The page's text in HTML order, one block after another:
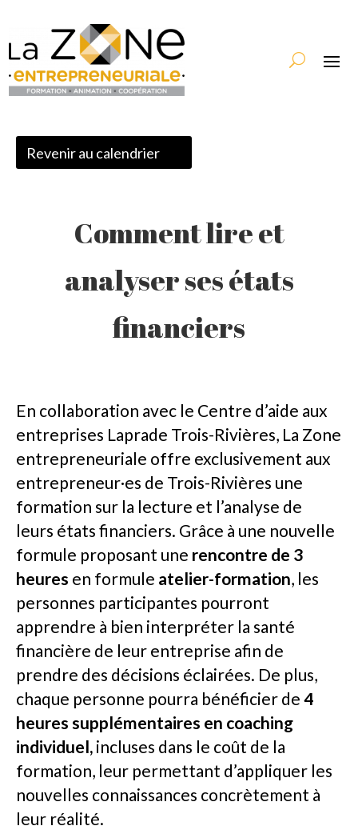
Revenir au calendrier
Comment lire et
analyser ses états
financiers
En collaboration avec le Centre d’aide aux
entreprises Laprade Trois-Rivières, La Zone
entrepreneuriale offre exclusivement aux
entrepreneur·es de Trois-Rivières une
formation sur la lecture et l’analyse de
leurs états financiers. Grâce à une nouvelle
formule proposant une rencontre de 3
heures en formule atelier-formation, les
personnes participantes pourront
apprendre à bien interpréter la santé
financière de leur entreprise afin de
prendre des décisions éclairées. De plus,
chaque personne pourra bénéficier de 4
heures supplémentaires en coaching
individuel, incluses dans le coût de la
formation, leur permettant d’appliquer les
nouvelles connaissances concrètement à
leur réalité.